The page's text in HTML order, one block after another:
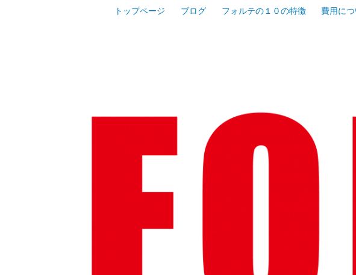
トップページ ブログ フォルテの１０の特徴 費用に
進学塾
区井土ヶ
域の高校
進学塾フォルテ｜井土ヶ谷・蒔田・弘明寺地域で人気の